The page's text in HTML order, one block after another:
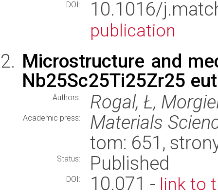
DOI: 10.1016/
publication
Microstructure and
Nb25Sc25Ti25Zr25
Authors: Rogal, Ł,
Academic press:
Materials
tom: 651,
Status: Published
DOI: 10.071 - link to